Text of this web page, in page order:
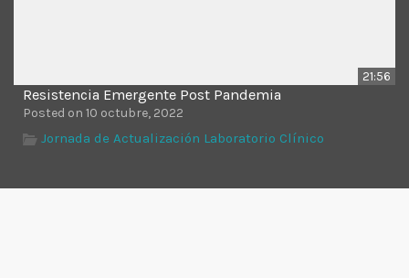
21:56
Resistencia Emergente Post Pandemia
Posted on 10 octubre, 2022
Jornada de Actualización Laboratorio Clínico